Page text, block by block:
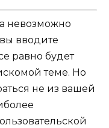
невозможно
вводите
равно будет
теме. Но
не из вашей